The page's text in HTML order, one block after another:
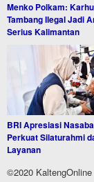
Menko Polkam:
Tambang Ilegal Jadi
Serius Kalimantan
BRI Apresiasi
Perkuat Silaturahmi
Layanan
©2020